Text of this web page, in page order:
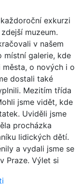
exkurzi
muzeum.
v našem
místní galerie, kde
o nových i o
dostali také
Mezitím třída
jsme vidět, kde
Uviděli jsme
procházka
lidických dětí.
a vydali jsme se
Praze. Výlet si